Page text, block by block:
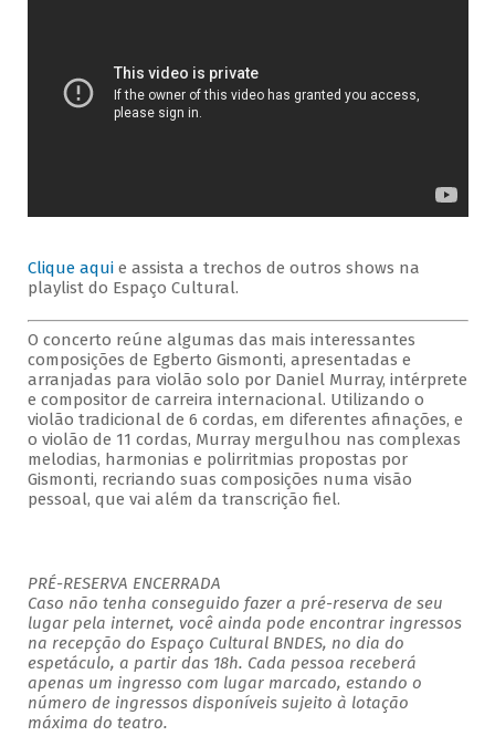
Clique aquie assista a trechos de outros shows na
playlist do Espaço Cultural.
O concerto reúne algumas das mais interessantes
composições de Egberto Gismonti, apresentadas e
arranjadas para violão solo por Daniel Murray, intérprete
e compositor de carreira internacional. Utilizando o
violão tradicional de 6 cordas, em diferentes afinações, e
o violão de 11 cordas, Murray mergulhou nas complexas
melodias, harmonias e polirritmias propostas por
Gismonti, recriando suas composições numa visão
pessoal, que vai além da transcrição fiel.
PRÉ-RESERVA ENCERRADA
Caso não tenha conseguido fazer a pré-reserva de seu
lugar pela internet, você ainda pode encontrar ingressos
na recepção do Espaço Cultural BNDES, no dia do
espetáculo, a partir das 18h. Cada pessoa receberá
apenas um ingresso com lugar marcado, estando o
número de ingressos disponíveis sujeito à lotação
máxima do teatro.